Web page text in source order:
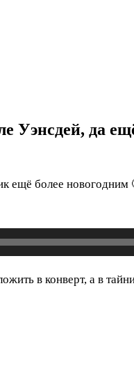
Уэнсдей, да
ещё более новогодним
в конверт, а в